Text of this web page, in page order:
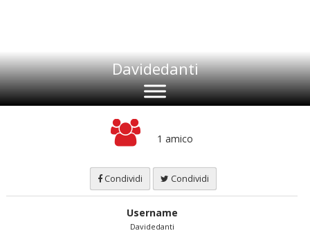
Davidedanti
1 amico
Condividi Condividi
Username
Davidedanti